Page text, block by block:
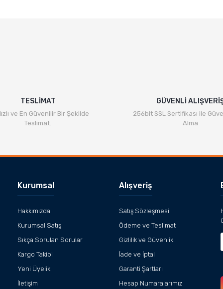
TESLİMAT
ve En Güvenilir Bir Şekilde
Teslimat.
GÜVENLİ
256bit SSL Sertifikası ile
Alma
Kurumsal
Hakkımızda
Kurumsal Satış
Sıkça Sorulan Sorular
Kargo Takibi
Yeni Üyelik
İletişim
Alışveriş
Satış Sözleşmesi
Ödeme ve Teslimat
Gizlilik ve Güvenlik
İade ve İptal
Garanti Şartları
Hesap Numaralarımız